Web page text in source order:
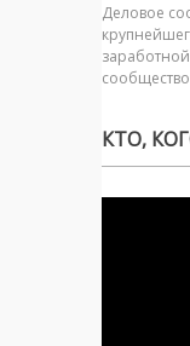
Деловое
КТО,